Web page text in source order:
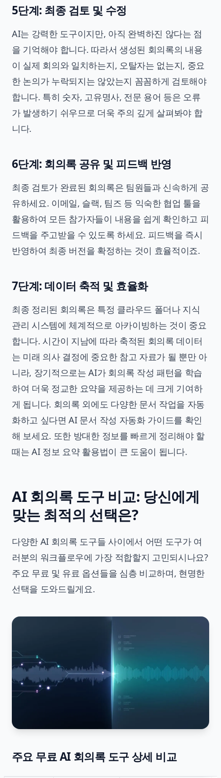
5단계: 최종 검토 및 수정
AI는 강력한 도구이지만, 아직 완벽하진 않다는 점
을 기억해야 합니다. 따라서 생성된 회의록의 내용
이 실제 회의와 일치하는지, 오탈자는 없는지, 중요
한 논의가 누락되지는 않았는지 꼼꼼하게 검토해야
합니다. 특히 숫자, 고유명사, 전문 용어 등은 오류
가 발생하기 쉬우므로 더욱 주의 깊게 살펴봐야 합
니다.
6단계: 회의록 공유 및 피드백 반영
최종 검토가 완료된 회의록은 팀원들과 신속하게 공
유하세요. 이메일, 슬랙, 팀즈 등 익숙한 협업 툴을
활용하여 모든 참가자들이 내용을 쉽게 확인하고 피
드백을 주고받을 수 있도록 하세요. 피드백을 즉시
반영하여 최종 버전을 확정하는 것이 효율적이죠.
7단계: 데이터 축적 및 효율화
최종 정리된 회의록은 특정 클라우드 폴더나 지식
관리 시스템에 체계적으로 아카이빙하는 것이 중요
합니다. 시간이 지남에 따라 축적된 회의록 데이터
는 미래 의사 결정에 중요한 참고 자료가 될 뿐만 아
니라, 장기적으로는 AI가 회의록 작성 패턴을 학습
하여 더욱 정교한 요약을 제공하는 데 크게 기여하
게 됩니다. 회의록 외에도 다양한 문서 작업을 자동
화하고 싶다면AI 문서 작성 자동화 가이드를 확인
해 보세요. 또한 방대한 정보를 빠르게 정리해야 할
때는AI 정보 요약 활용법이 큰 도움이 됩니다.
AI 회의록 도구 비교: 당신에게
맞는 최적의 선택은?
다양한 AI 회의록 도구들 사이에서 어떤 도구가 여
러분의 워크플로우에 가장 적합할지 고민되시나요?
주요 무료 및 유료 옵션들을 심층 비교하며, 현명한
선택을 도와드릴게요.
주요 무료 AI 회의록 도구 상세 비교